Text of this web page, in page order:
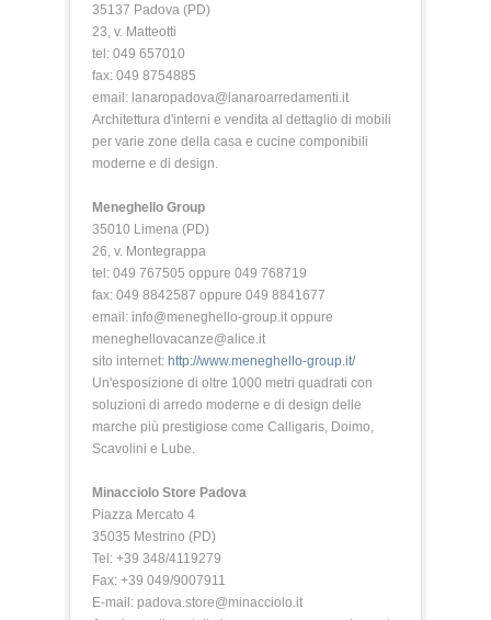
35137 Padova (PD)
23, v. Matteotti
tel: 049 657010
fax: 049 8754885
email: lanaropadova@lanaroarredamenti.it
Architettura d'interni e vendita al dettaglio di mobili
per varie zone della casa e cucine componibili
moderne e di design.
Meneghello Group
35010 Limena (PD)
26, v. Montegrappa
tel: 049 767505 oppure 049 768719
fax: 049 8842587 oppure 049 8841677
email: info@meneghello-group.it oppure
meneghellovacanze@alice.it
sito internet: http://www.meneghello-group.it/
Un'esposizione di oltre 1000 metri quadrati con
soluzioni di arredo moderne e di design delle
marche più prestigiose come Calligaris, Doimo,
Scavolini e Lube.
Minacciolo Store Padova
Piazza Mercato 4
35035 Mestrino (PD)
Tel: +39 348/4119279
Fax: +39 049/9007911
E-mail: padova.store@minacciolo.it